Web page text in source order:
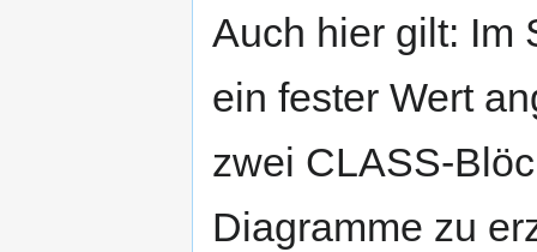
Auch hier gilt: Im
ein fester Wert
zwei CLASS-
Diagramme zu